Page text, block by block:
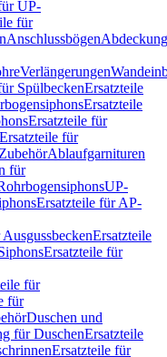
UP-
für
Anschlussbögen
Verlängerungen
SpülbeckenErsatzteile
Ersatzteile
Ersatzteile für
Ersatzteile für
Ablaufgarnituren
für
UP-
Ersatzteile für AP-
Ersatzteile
Ersatzteile für
für
für
Duschen und
für DuschenErsatzteile
Ersatzteile für